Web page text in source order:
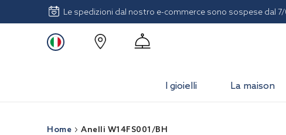
Le spedizioni dal nostro e-commerce sono sospese dal 7/
I gioielli La maison
Home
Anelli W14FS001/BH